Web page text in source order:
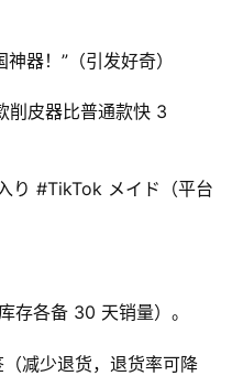
器！”（引发好奇）
削皮器比普通款快 3
り #TikTok メイド（平台
存各备 30 天销量）。
减少退货，退货率可降